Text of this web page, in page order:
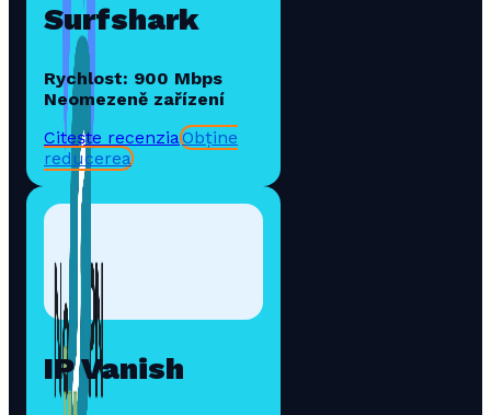
Surfshark
Rychlost: 900 Mbps
Neomezeně zařízení
Citește recenziaObține
reducerea
IP Vanish